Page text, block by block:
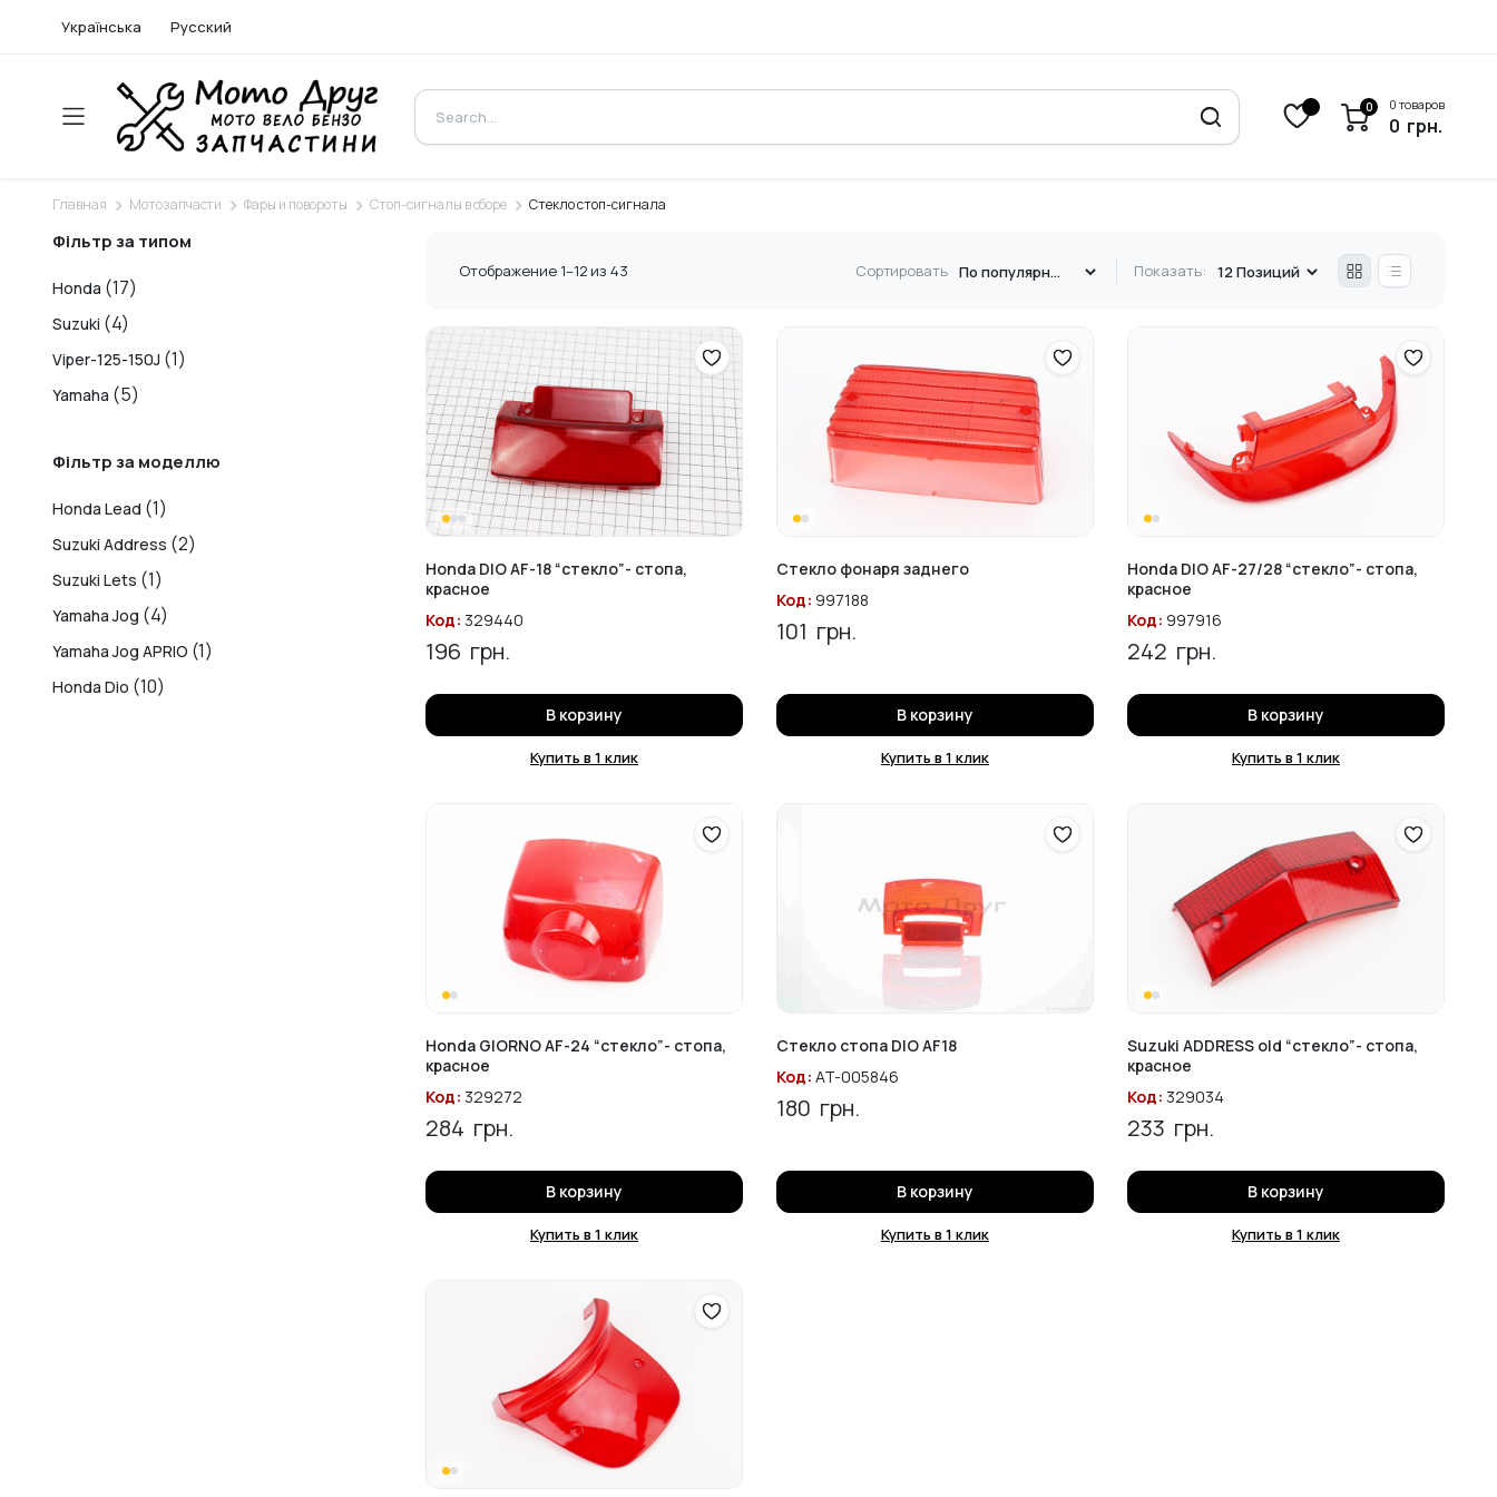
Українська Русский
0 0 товаров
0 грн.
Главная Мотозапчасти Фары и повороты Стоп-сигналы в сборе Стекло стоп-сигнала
Отображение 1–12 из 43 Сортировать Показать:
Honda DIO AF-18 “стекло”- стопа,
красное
Код: 329440
196 грн.
В корзину
Купить в 1 клик
Стекло фонаря заднего
Код: 997188
101 грн.
В корзину
Купить в 1 клик
Honda DIO AF-27/28 “стекло”- стопа,
красное
Код: 997916
242 грн.
В корзину
Купить в 1 клик
Honda GIORNO AF-24 “стекло”- стопа,
красное
Код: 329272
284 грн.
В корзину
Купить в 1 клик
Стекло стопа DIO AF18
Код: AT-005846
180 грн.
В корзину
Купить в 1 клик
Suzuki ADDRESS old “стекло”- стопа,
красное
Код: 329034
233 грн.
В корзину
Купить в 1 клик
Фільтр за типом
Honda (17)
Suzuki (4)
Viper-125-150J (1)
Yamaha (5)
Фільтр за моделлю
Honda Lead (1)
Suzuki Address (2)
Suzuki Lets (1)
Yamaha Jog (4)
Yamaha Jog APRIO (1)
Honda Dio (10)